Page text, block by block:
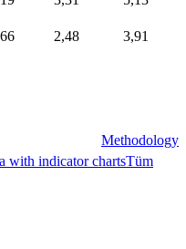
2,48 3,91
Methodology
with indicator chartsTüm